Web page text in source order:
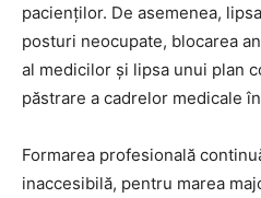
pacienților. De asemenea,
posturi neocupate, blocarea
al medicilor și lipsa unui plan
păstrare a cadrelor medicale
Formarea profesională
inaccesibilă, pentru marea